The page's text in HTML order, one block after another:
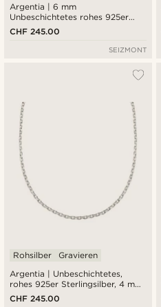
Argentia | 6 mm
Unbeschichtetes rohes 925er
Sterlingsilber-
Kabelkettenarmband
CHF 245.00
SEIZMONT
Argentia | Unbeschichtetes,
rohes 925er Sterlingsilber, 4 mm,
Ankerkette, Halskette
Rohsilber Gravieren
CHF 245.00